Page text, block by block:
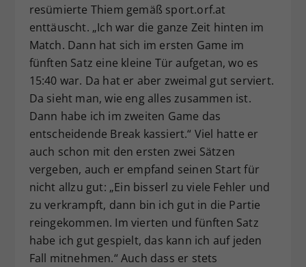
resümierte Thiem gemäß sport.orf.at
enttäuscht. „Ich war die ganze Zeit hinten im
Match. Dann hat sich im ersten Game im
fünften Satz eine kleine Tür aufgetan, wo es
15:40 war. Da hat er aber zweimal gut serviert.
Da sieht man, wie eng alles zusammen ist.
Dann habe ich im zweiten Game das
entscheidende Break kassiert.“ Viel hatte er
auch schon mit den ersten zwei Sätzen
vergeben, auch er empfand seinen Start für
nicht allzu gut: „Ein bisserl zu viele Fehler und
zu verkrampft, dann bin ich gut in die Partie
reingekommen. Im vierten und fünften Satz
habe ich gut gespielt, das kann ich auf jeden
Fall mitnehmen.“ Auch dass er stets